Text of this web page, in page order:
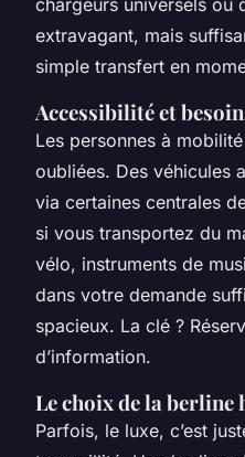
extravagant, mais
simple transfert en
Accessibilité et
Les personnes à
oubliées. Des véhicules
via certaines centrales
si vous transportez du
vélo, instruments de
dans votre demande
spacieux. La clé ?
d’information.
Le choix de la berline
Parfois, le luxe, c’est